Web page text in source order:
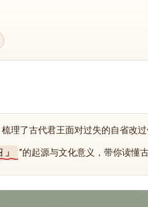
理了古代君王面对过失的自省改
”的起源与文化意义，带你读懂